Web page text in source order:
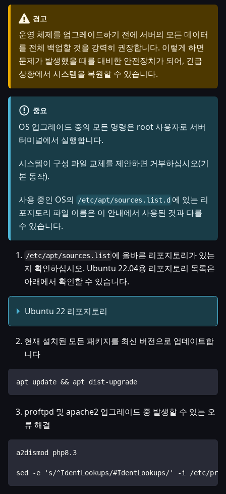
경고
운영 체제를 업그레이드하기 전에 서버의 모든 데이터
를 전체 백업할 것을 강력히 권장합니다. 이렇게 하면
문제가 발생했을 때를 대비한 안전장치가 되어, 긴급
상황에서 시스템을 복원할 수 있습니다.
중요
OS 업그레이드 중의 모든 명령은 root 사용자로 서버
터미널에서 실행합니다.
시스템이 구성 파일 교체를 제안하면 거부하십시오(기
본 동작).
사용 중인 OS의 /etc/apt/sources.list.d 에 있는 리
포지토리 파일 이름은 이 안내에서 사용된 것과 다를
수 있습니다.
/etc/apt/sources.list 에 올바른 리포지토리가 있는
지 확인하십시오. Ubuntu 22.04용 리포지토리 목록은
아래에서 확인할 수 있습니다.
Ubuntu 22 리포지토리
현재 설치된 모든 패키지를 최신 버전으로 업데이트합
니다
apt update && apt dist-upgrade
proftpd 및 apache2 업그레이드 중 발생할 수 있는 오
류 해결
a2dismod php8.3
sed -e 's/^IdentLookups/#IdentLookups/' -i /etc/